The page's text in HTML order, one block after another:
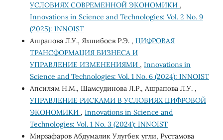
УСЛОВИЯХ СОВРЕМЕННОЙ ЭКОНОМИКИ ,
Innovations in Science and Technologies: Vol. 2 No. 9
(2025): INNOIST
Ашрапова Л.У., Яхшибоев Р.Э. , ЦИФРОВАЯ
ТРАНСФОРМАЦИЯ БИЗНЕСА И
УПРАВЛЕНИЕ ИЗМЕНЕНИЯМИ , Innovations in
Science and Technologies: Vol. 1 No. 6 (2024): INNOIST
Апсилям Н.М., Шамсудинова Л.Р., Ашрапова Л.У. ,
УПРАВЛЕНИЕ РИСКАМИ В УСЛОВИЯХ ЦИФРОВОЙ
ЭКОНОМИКИ , Innovations in Science and
Technologies: Vol. 1 No. 3 (2024): INNOIST
Мирзафаров Абдумалик Улугбек угли, Рустамова